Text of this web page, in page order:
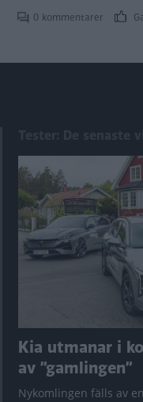
0 kommentarer
Kia utmanar i
av ”gamlingen”
Nykomlingen fälls av